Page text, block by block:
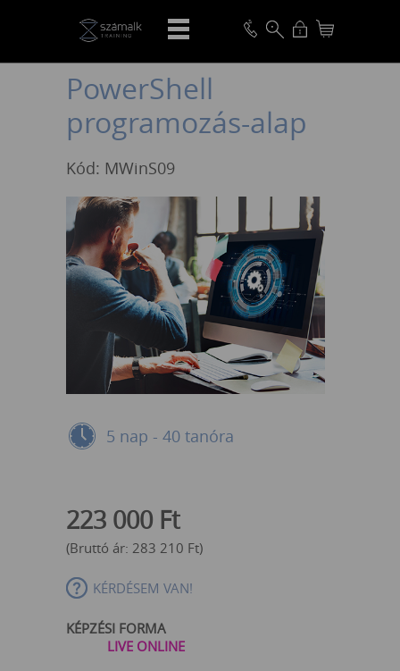
VISSZA
PowerShell
programozás-alap
Kód: MWinS09
5 nap - 40 tanóra
223 000 Ft
(Bruttó ár: 283 210 Ft)
KÉRDÉSEM VAN!
KÉPZÉSI FORMA
LIVE ONLINE